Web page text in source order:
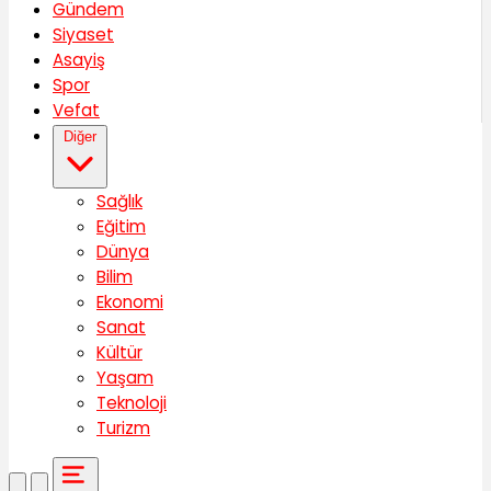
Gündem
Siyaset
Asayiş
Spor
Vefat
Diğer
Sağlık
Eğitim
Dünya
Bilim
Ekonomi
Sanat
Kültür
Yaşam
Teknoloji
Turizm